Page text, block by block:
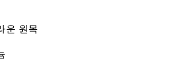
운 원목